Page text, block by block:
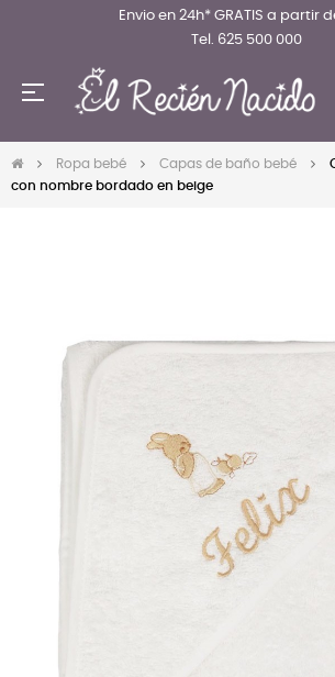
Envio en 24h* GRATIS a partir
Tel. 625 500 000
Navegación
☰
Ropa bebé Capas de baño bebé
con nombre bordado en beige